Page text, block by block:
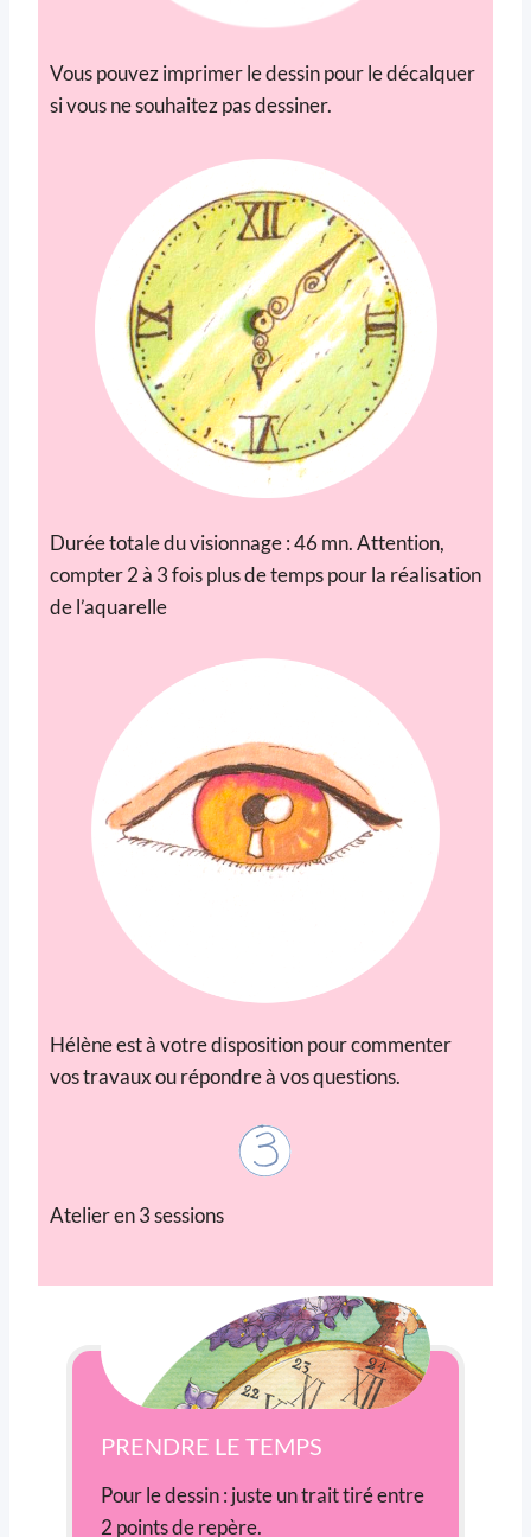
Vous pouvez imprimer le dessin pour le décalquer
si vous ne souhaitez pas dessiner.
Durée totale du visionnage : 46 mn. Attention,
compter 2 à 3 fois plus de temps pour la réalisation
de l’aquarelle
Hélène est à votre disposition pour commenter
vos travaux ou répondre à vos questions.
Atelier en 3 sessions
PRENDRE LE TEMPS
Pour le dessin : juste un trait tiré entre
2 points de repère.